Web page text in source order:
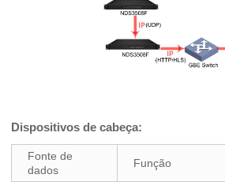
Dispositivos de cabeça:
Fonte de
dados
Função